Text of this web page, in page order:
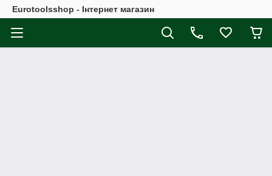
Eurotoolsshop - Інтернет магазин